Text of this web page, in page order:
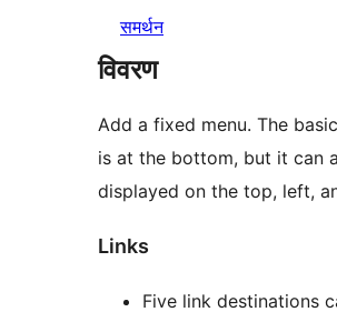
समर्थन
विवरण
Add a fixed menu. The
is at the bottom, but it can
displayed on the top, left,
Links
Five link destinations